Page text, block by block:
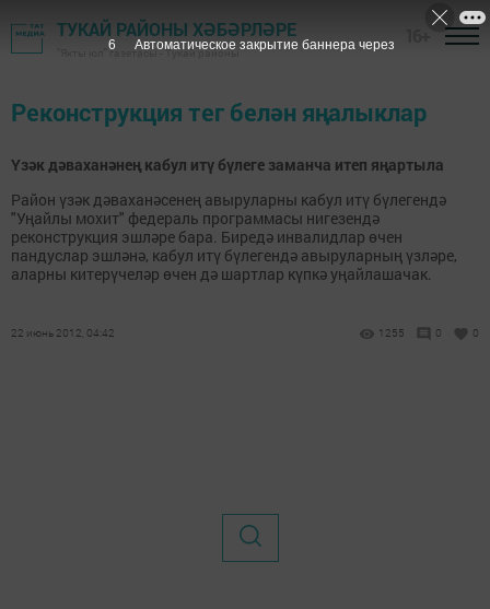
ТУКАЙ РАЙОНЫ ХӘБӘРЛӘРЕ
"Якты юл" газетасы - Тукай районы
Реконструкция тег белән яңалыклар
Үзәк дәваханәнең кабул итү бүлеге заманча итеп яңартыла
Район үзәк дәваханәсенең авыруларны кабул итү бүлегендә
"Уңайлы мохит" федераль программасы нигезендә
реконструкция эшләре бара. Биредә инвалидлар өчен
пандуслар эшләнә, кабул итү бүлегендә авыруларның үзләре,
аларны китерүчеләр өчен дә шартлар күпкә уңайлашачак.
22 июнь 2012, 04:42 1255 0 0
6 Автоматическое закрытие баннера через